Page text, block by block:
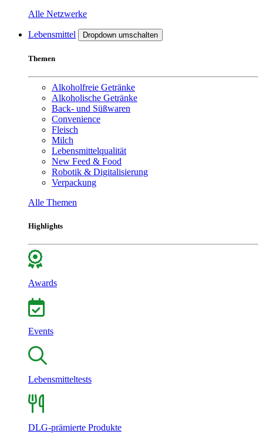
Alle Netzwerke
Lebensmittel Dropdown umschalten
Themen
Alkoholfreie Getränke
Alkoholische Getränke
Back- und Süßwaren
Convenience
Fleisch
Milch
Lebensmittelqualität
New Feed & Food
Robotik & Digitalisierung
Verpackung
Alle Themen
Highlights
Awards
Events
Lebensmitteltests
DLG-prämierte Produkte